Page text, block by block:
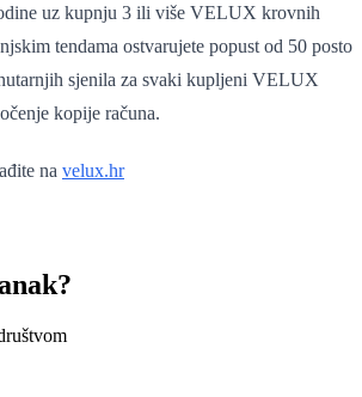
uz kupnju 3 ili više VELUX krovnih
tendama ostvarujete popust od 50 posto
sjenila za svaki kupljeni VELUX
kopije računa.
na velux.hr